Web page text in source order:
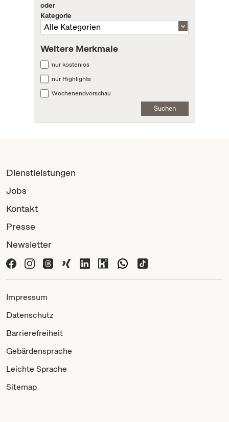
oder
Kategorie
Weitere Merkmale
nur kostenlos
nur Highlights
Wochenendvorschau
Suchen
Dienstleistungen
Jobs
Kontakt
Presse
Newsletter
Impressum
Datenschutz
Barrierefreiheit
Gebärdensprache
Leichte Sprache
Sitemap